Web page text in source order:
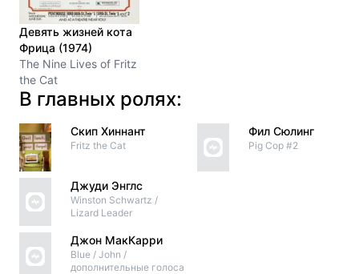
Девять жизней кота
Фрица (1974)
The Nine Lives of Fritz
the Cat
В главных ролях:
Скип Хиннант
Fritz the Cat
Джуди Энглс
Winston Schwartz /
Lizard Leader
Джон МакКарри
Blue / John /
дополнительные голоса
Фил Сюлинг
Pig Cop #2